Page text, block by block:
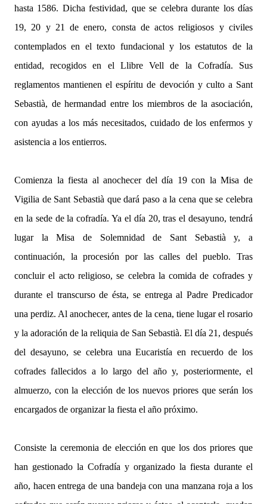
hasta 1586. Dicha festividad, que se celebra durante los días
19, 20 y 21 de enero, consta de actos religiosos y civiles
contemplados en el texto fundacional y los estatutos de la
entidad, recogidos en el Llibre Vell de la Cofradía. Sus
reglamentos mantienen el espíritu de devoción y culto a Sant
Sebastià, de hermandad entre los miembros de la asociación,
con ayudas a los más necesitados, cuidado de los enfermos y
asistencia a los entierros.
Comienza la fiesta al anochecer del día 19 con la Misa de
Vigilia de Sant Sebastià que dará paso a la cena que se celebra
en la sede de la cofradía. Ya el día 20, tras el desayuno, tendrá
lugar la Misa de Solemnidad de Sant Sebastià y, a
continuación, la procesión por las calles del pueblo. Tras
concluir el acto religioso, se celebra la comida de cofrades y
durante el transcurso de ésta, se entrega al Padre Predicador
una perdiz. Al anochecer, antes de la cena, tiene lugar el rosario
y la adoración de la reliquia de San Sebastià. El día 21, después
del desayuno, se celebra una Eucaristía en recuerdo de los
cofrades fallecidos a lo largo del año y, posteriormente, el
almuerzo, con la elección de los nuevos priores que serán los
encargados de organizar la fiesta el año próximo.
Consiste la ceremonia de elección en que los dos priores que
han gestionado la Cofradía y organizado la fiesta durante el
año, hacen entrega de una bandeja con una manzana roja a los